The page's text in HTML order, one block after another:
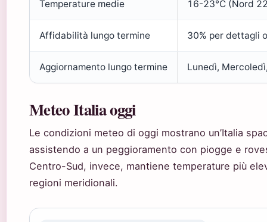
Temperature medie 16-23°C (Nord
Affidabilità lungo termine 30% per dettagli
Aggiornamento lungo termine Lunedì,
Meteo Italia oggi
Le condizioni meteo di oggi mostrano un’Italia
assistendo a un peggioramento con piogge e
Centro-Sud, invece, mantiene temperature più
regioni meridionali.